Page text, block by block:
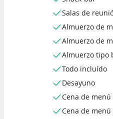
Salas de
Almuerzo de
Almuerzo de
Almuerzo tipo
Todo incluído
Desayuno
Cena de
Cena de